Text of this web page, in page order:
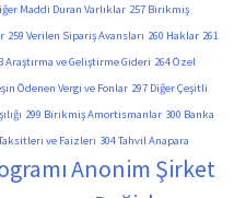
Maddi Duran Varlıklar 257 Birikmiş
259 Verilen Sipariş Avansları 260 Haklar 261
Araştırma ve Geliştirme Gideri 264 Özel
Ödenen Vergi ve Fonlar 297 Diğer Çeşitli
299 Birikmiş Amortismanlar 300 Banka
ve Faizleri 304 Tahvil Anapara
Anonim Şirket